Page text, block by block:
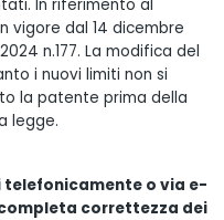
In riferimento al
vigore dal 14 dicembre
n.177. La modifica del
i nuovi limiti non si
la patente prima della
legge.
o via e-
correttezza dei